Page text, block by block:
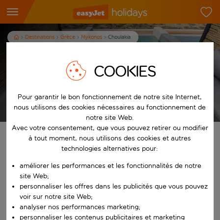
Destinations Grèce Mykonos Choulakia
Vacances à Choulakia
Afficher les vacances
Les conditions générales s’appliquent
Trouvez votre séjour de rêve
Commencez à taper pour la saisie automatique. Lorsque les
À partir de
Vers
COOKIES
Pour garantir le bon fonctionnement de notre site Internet,
nous utilisons des cookies nécessaires au fonctionnement de
notre site Web.
Avec votre consentement, que vous pouvez retirer ou modifier
à tout moment, nous utilisons des cookies et autres
technologies alternatives pour:
améliorer les performances et les fonctionnalités de notre
site Web;
personnaliser les offres dans les publicités que vous pouvez
voir sur notre site Web;
analyser nos performances marketing;
personnaliser les contenus publicitaires et marketing